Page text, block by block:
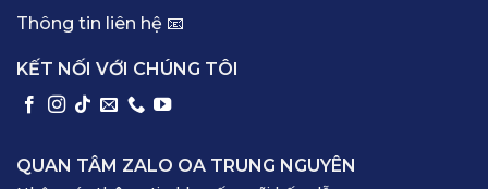
Thông tin liên hệ 📧
KẾT NỐI VỚI CHÚNG TÔI
QUAN TÂM ZALO OA TRUNG NGUYÊN